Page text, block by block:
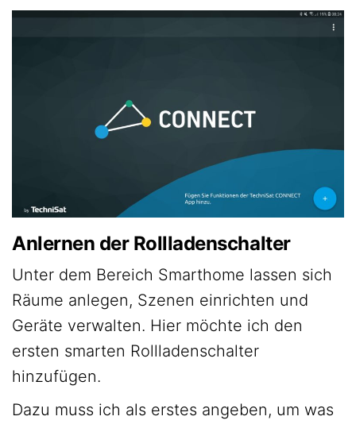
Anlernen der Rollladenschalter
Unter dem Bereich Smarthome lassen sich
Räume anlegen, Szenen einrichten und
Geräte verwalten. Hier möchte ich den
ersten smarten Rollladenschalter
hinzufügen.
Dazu muss ich als erstes angeben, um was